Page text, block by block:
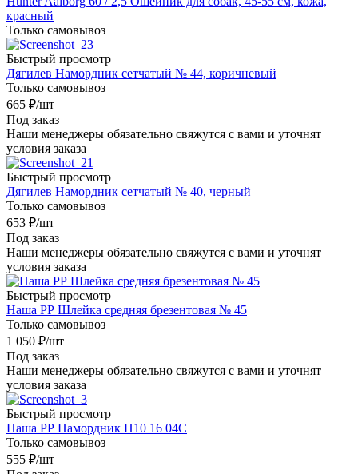
красный
Только самовывоз
Быстрый просмотр
Дягилев Намордник сетчатый № 44, коричневый
Только самовывоз
665 ₽/шт
Под заказ
Наши менеджеры обязательно свяжутся с вами и уточнят
условия заказа
Быстрый просмотр
Дягилев Намордник сетчатый № 40, черный
Только самовывоз
653 ₽/шт
Под заказ
Наши менеджеры обязательно свяжутся с вами и уточнят
условия заказа
Быстрый просмотр
Наша РР Шлейка средняя брезентовая № 45
Только самовывоз
1 050 ₽/шт
Под заказ
Наши менеджеры обязательно свяжутся с вами и уточнят
условия заказа
Быстрый просмотр
Наша РР Намордник Н10 16 04С
Только самовывоз
555 ₽/шт